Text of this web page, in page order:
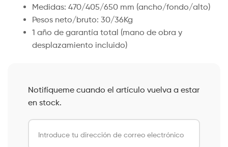
Medidas: 470/405/650 mm (ancho/fondo/alto)
Pesos neto/bruto: 30/36Kg
1 año de garantía total (mano de obra y
desplazamiento incluido)
Notifíqueme cuando el artículo vuelva a estar
en stock.